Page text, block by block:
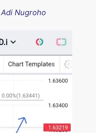
Adi Nugroho